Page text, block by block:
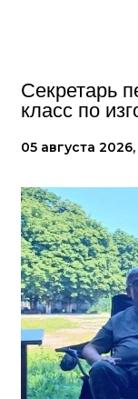
Секретарь
класс по
05 августа 2026,